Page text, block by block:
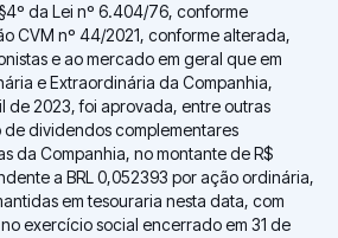
da Lei nº 6.404/76, conforme
CVM nº 44/2021, conforme alterada,
e ao mercado em geral que em
e Extraordinária da Companhia,
de 2023, foi aprovada, entre outras
dividendos complementares
da Companhia, no montante de R$
a BRL 0,052393 por ação ordinária,
em tesouraria nesta data, com
exercício social encerrado em 31 de